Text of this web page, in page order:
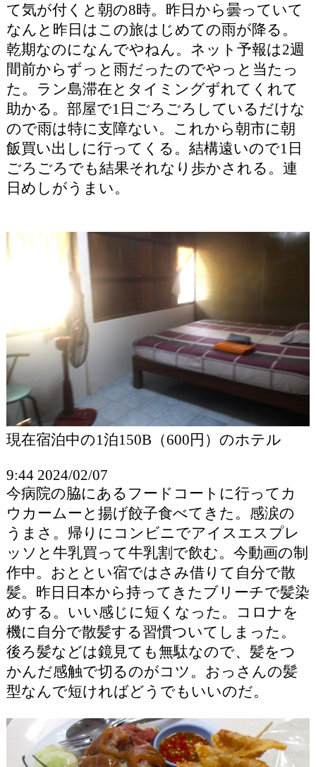
て気が付くと朝の8時。昨日から曇っていて
なんと昨日はこの旅はじめての雨が降る。
乾期なのになんでやねん。ネット予報は2週
間前からずっと雨だったのでやっと当たっ
た。ラン島滞在とタイミングずれてくれて
助かる。部屋で1日ごろごろしているだけな
ので雨は特に支障ない。これから朝市に朝
飯買い出しに行ってくる。結構遠いので1日
ごろごろでも結果それなり歩かされる。連
日めしがうまい。
現在宿泊中の1泊150B（600円）のホテル
9:44 2024/02/07
今病院の脇にあるフードコートに行ってカ
ウカームーと揚げ餃子食べてきた。感涙の
うまさ。帰りにコンビニでアイスエスプレ
ッソと牛乳買って牛乳割で飲む。今動画の制
作中。おととい宿ではさみ借りて自分で散
髪。昨日日本から持ってきたブリーチで髪染
めする。いい感じに短くなった。コロナを
機に自分で散髪する習慣ついてしまった。
後ろ髪などは鏡見ても無駄なので、髪をつ
かんだ感触で切るのがコツ。おっさんの髪
型なんで短ければどうでもいいのだ。